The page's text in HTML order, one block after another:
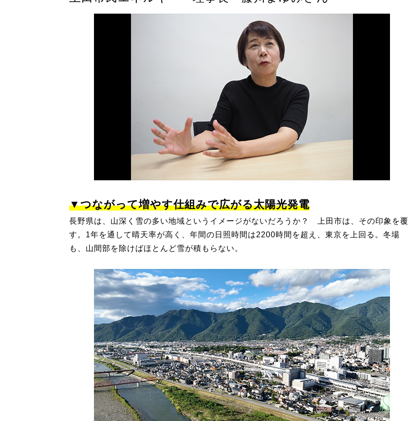
▼つながって増やす仕組みで広がる太陽光発電
長野県は、山深く雪の多い地域というイメージがないだろうか？ 上田市は、その印象を覆
す。1年を通して晴天率が高く、年間の日照時間は2200時間を超え、東京を上回る。冬場
も、山間部を除けばほとんど雪が積もらない。